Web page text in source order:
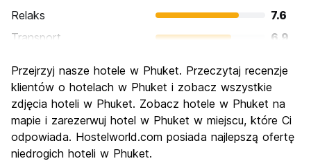
Relaks
7.6
Transport
6.9
Kultura
Imprezy
8.2
Najlepsza wartość
7.1
Przejrzyj nasze hotele w Phuket. Przeczytaj recenzje
klientów o hotelach w Phuket i zobacz wszystkie
zdjęcia hoteli w Phuket. Zobacz hotele w Phuket na
mapie i zarezerwuj hotel w Phuket w miejscu, które Ci
odpowiada. Hostelworld.com posiada najlepszą ofertę
niedrogich hoteli w Phuket.